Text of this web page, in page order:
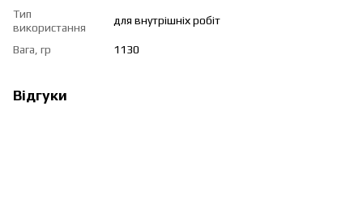
Тип
використання
для внутрішніх робіт
Вага, гр 1130
Відгуки